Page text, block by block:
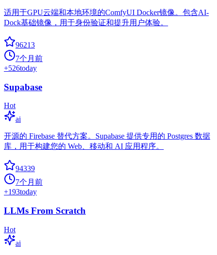
适用于GPU云端和本地环境的ComfyUI Docker镜像。包含AI-
Dock基础镜像，用于身份验证和提升用户体验。
96213
7个月前
+526today
Supabase
Hot
ai
开源的 Firebase 替代方案。Supabase 提供专用的 Postgres 数据
库，用于构建您的 Web、移动和 AI 应用程序。
94339
7个月前
+193today
LLMs From Scratch
Hot
ai